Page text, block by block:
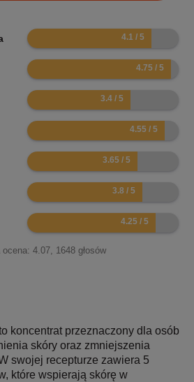
8.2
9.5
6.8
9.1
7.3
7.6
8.5
ocena: 4.07 1648 głosów
koncentrat przeznaczony dla osób
skóry oraz zmniejszenia
swojej recepturze zawiera 5
które wspierają skórę w